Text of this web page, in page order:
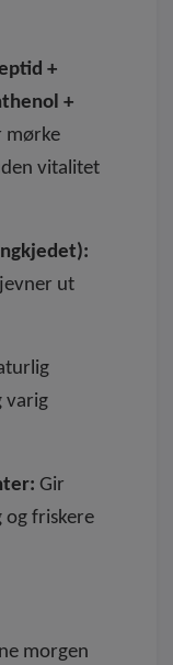
+
+
mørke
vitalitet
ut
varig
Gir
og friskere
morgen